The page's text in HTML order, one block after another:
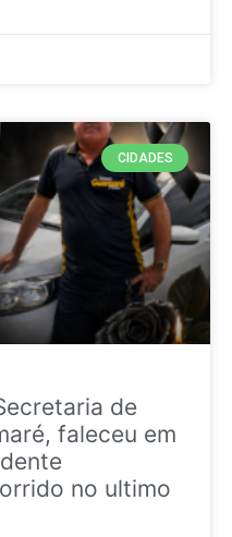
CIDADES
de
faleceu em
no ultimo